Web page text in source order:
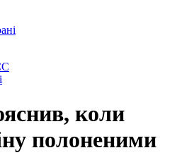
коли
полоненими